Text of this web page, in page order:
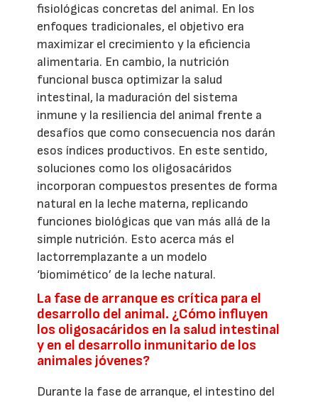
fisiológicas concretas del animal. En los
enfoques tradicionales, el objetivo era
maximizar el crecimiento y la eficiencia
alimentaria. En cambio, la nutrición
funcional busca optimizar la salud
intestinal, la maduración del sistema
inmune y la resiliencia del animal frente a
desafíos que como consecuencia nos darán
esos índices productivos. En este sentido,
soluciones como los oligosacáridos
incorporan compuestos presentes de forma
natural en la leche materna, replicando
funciones biológicas que van más allá de la
simple nutrición. Esto acerca más el
lactorremplazante a un modelo
‘biomimético’ de la leche natural.
La fase de arranque es crítica para el
desarrollo del animal. ¿Cómo influyen
los oligosacáridos en la salud intestinal
y en el desarrollo inmunitario de los
animales jóvenes?
Durante la fase de arranque, el intestino del